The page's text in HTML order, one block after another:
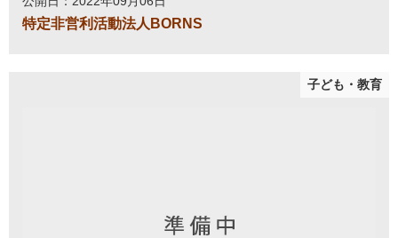
特定非営利活動法人BORNS
子ども・教育